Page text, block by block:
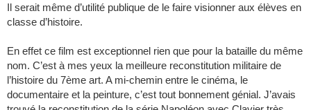
Il serait même d’utilité publique de le faire visionner aux élèves en
classe d’histoire.
En effet ce film est exceptionnel rien que pour la bataille du même
nom. C’est à mes yeux la meilleure reconstitution militaire de
l’histoire du 7ème art. A mi-chemin entre le cinéma, le
documentaire et la peinture, c’est tout bonnement génial. J’avais